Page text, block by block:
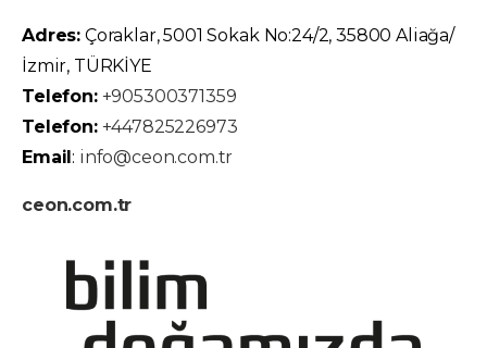
Adres: Çoraklar, 5001 Sokak No:24/2, 35800 Aliağa/
İzmir, TÜRKİYE
Telefon: +905300371359
Telefon: +447825226973
Email: info@ceon.com.tr
ceon.com.tr